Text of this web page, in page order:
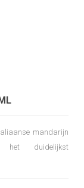
mandarijn
het duidelijkst